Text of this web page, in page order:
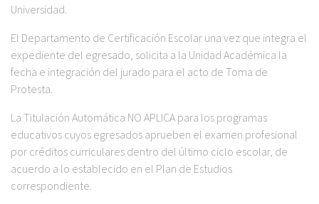
Universidad.
El Departamento de Certificación Escolar una vez que integra el
expediente del egresado, solicita a la Unidad Académica la
fecha e integración del jurado para el acto de Toma de
Protesta.
La Titulación Automática NO APLICA para los programas
educativos cuyos egresados aprueben el examen profesional
por créditos curriculares dentro del último ciclo escolar, de
acuerdo a lo establecido en el Plan de Estudios
correspondiente.